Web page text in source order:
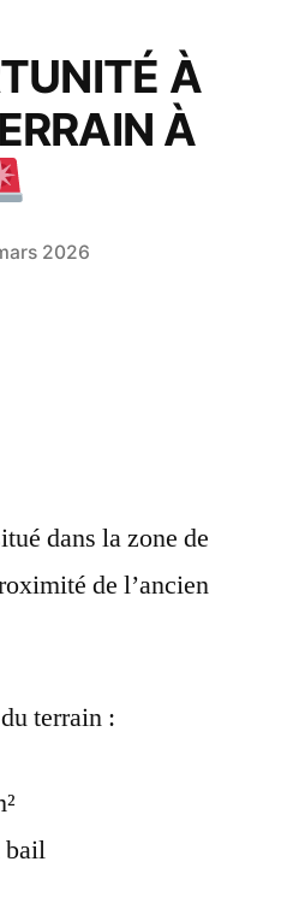
À
À
2026
dans la zone de
de l’ancien
terrain :
bail